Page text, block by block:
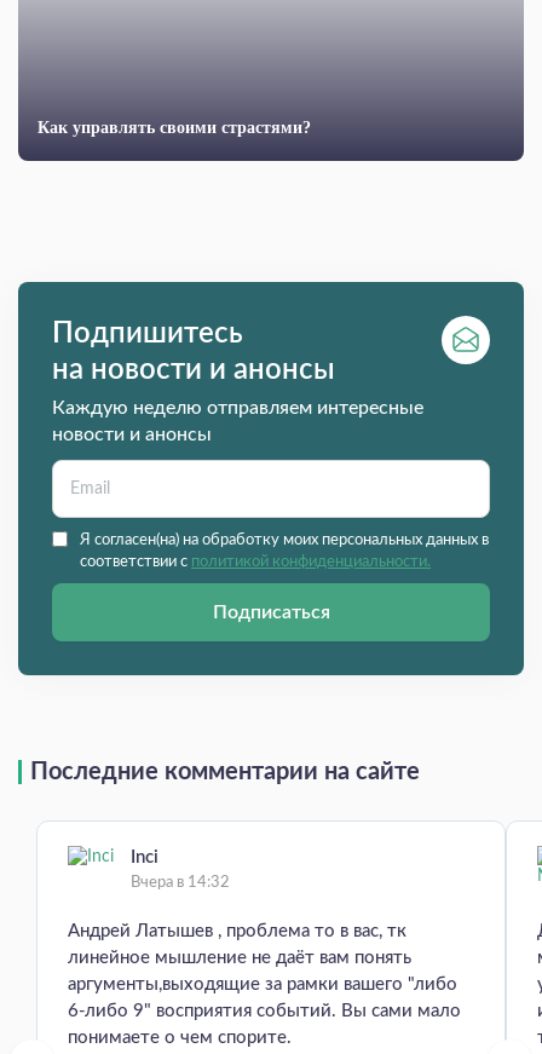
Как управлять своими страстями?
Подпишитесь
на новости и анонсы
Каждую неделю отправляем интересные
новости и анонсы
Я согласен(на) на обработку моих персональных данных в
соответствии с политикой конфиденциальности.
Подписаться
Последние комментарии на сайте
Inci
Вчера в 14:32
Андрей Латышев , проблема то в вас, тк
линейное мышление не даёт вам понять
аргументы,выходящие за рамки вашего "либо
6-либо 9" восприятия событий. Вы сами мало
понимаете о чем спорите.